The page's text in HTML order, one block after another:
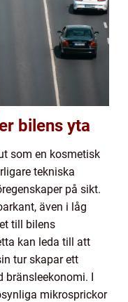
bilens yta
som en kosmetisk
tekniska
på sikt.
även i låg
till bilens
kan leda till att
tur skapar ett
bränsleekonomi. I
mikrosprickor